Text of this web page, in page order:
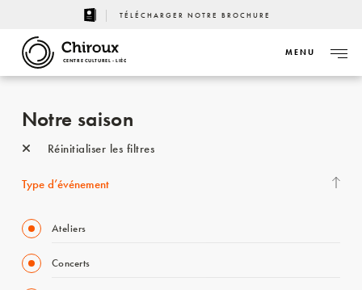
TÉLÉCHARGER NOTRE BROCHURE
CENTRE CULTUREL - LIÈGE
MENU
Notre saison
Réinitialiser les filtres
Type d’événement
Ateliers
Concerts